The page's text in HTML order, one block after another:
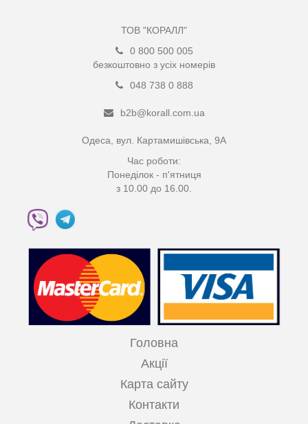
ТОВ "КОРАЛЛ"
0 800 500 005
безкоштовно з усіх номерів
048 738 0 888
b2b@korall.com.ua
Одеса, вул. Картамишівська, 9А
Час роботи:
Понеділок - п'ятниця
з 10.00 до 16.00.
Головна
Акції
Карта сайту
Контакти